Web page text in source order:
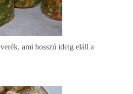
ami hosszú ideig eláll a